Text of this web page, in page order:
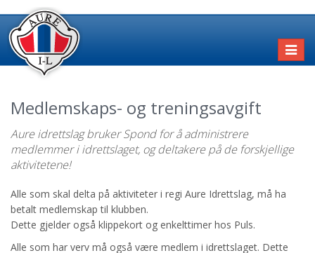
Medlemskaps- og treningsavgift
Aure idrettslag bruker Spond for å administrere
medlemmer i idrettslaget, og deltakere på de forskjellige
aktivitetene!
Alle som skal delta på aktiviteter i regi Aure Idrettslag, må ha
betalt medlemskap til klubben.
Dette gjelder også klippekort og enkelttimer hos Puls.
Alle som har verv må også være medlem i idrettslaget. Dette